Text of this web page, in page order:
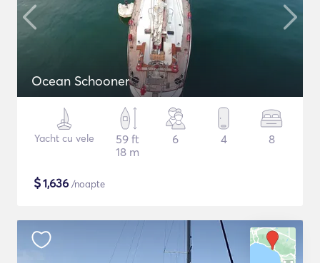
Ocean Schooner
Yacht cu vele
59 ft
18 m
6 4 8
$1,636 /noapte